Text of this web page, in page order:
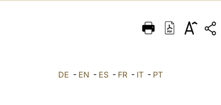
ITALIANO
DE - EN - ES - FR - IT - PT